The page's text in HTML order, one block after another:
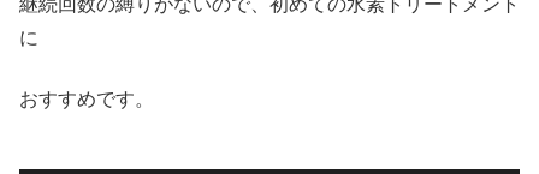
継続回数の縛りがないので、初めての水素トリートメント
に
おすすめです。